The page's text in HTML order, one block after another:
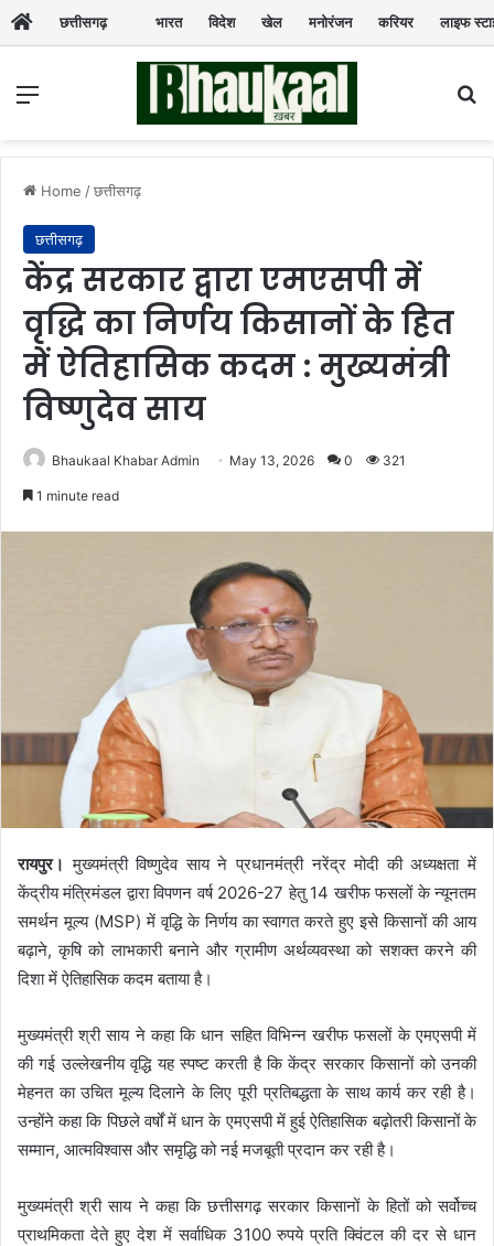
छत्तीसगढ़ भारत विदेश खेल मनोरंजन करियर लाइफ
Menu
Home /छत्तीसगढ़
छत्तीसगढ़
केंद्र सरकार द्वारा एमएसपी में
वृद्धि का निर्णय किसानों के हित
में ऐतिहासिक कदम : मुख्यमंत्री
विष्णुदेव साय
Bhaukaal Khabar Admin May 13, 2026 0 321
1 minute read
रायपुर। मुख्यमंत्री विष्णुदेव साय ने प्रधानमंत्री नरेंद्र मोदी की अध्यक्षता में
केंद्रीय मंत्रिमंडल द्वारा विपणन वर्ष 2026-27 हेतु 14 खरीफ फसलों के न्यूनतम
समर्थन मूल्य (MSP) में वृद्धि के निर्णय का स्वागत करते हुए इसे किसानों की आय
बढ़ाने, कृषि को लाभकारी बनाने और ग्रामीण अर्थव्यवस्था को सशक्त करने की
दिशा में ऐतिहासिक कदम बताया है।
मुख्यमंत्री श्री साय ने कहा कि धान सहित विभिन्न खरीफ फसलों के एमएसपी में
की गई उल्लेखनीय वृद्धि यह स्पष्ट करती है कि केंद्र सरकार किसानों को उनकी
मेहनत का उचित मूल्य दिलाने के लिए पूरी प्रतिबद्धता के साथ कार्य कर रही है।
उन्होंने कहा कि पिछले वर्षों में धान के एमएसपी में हुई ऐतिहासिक बढ़ोतरी किसानों के
सम्मान, आत्मविश्वास और समृद्धि को नई मजबूती प्रदान कर रही है।
मुख्यमंत्री श्री साय ने कहा कि छत्तीसगढ़ सरकार किसानों के हितों को सर्वोच्च
प्राथमिकता देते हुए देश में सर्वाधिक 3100 रुपये प्रति क्विंटल की दर से धान